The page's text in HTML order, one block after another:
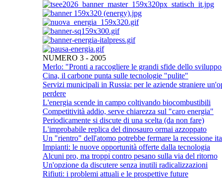
NUMERO 3 - 2005
Merlo: "Pronti a raccogliere le grandi sfide dello
Cina, il carbone punta sulle tecnologie "pulite"
Servizi municipali in Russia: per le aziende straniere
perdere
L'energia scende in campo coltivando biocombustibili
Competitività addio, serve chiarezza sul "caro energia"
Periodicamente si discute di una scelta (da non fare)
L'improbabile replica del dinosauro ormai azzoppato
Un "rientro" dell'atomo potrebbe fermare la recessione
Impianti: le nuove opportunità offerte dalla tecnologia
Alcuni pro, ma troppi contro pesano sulla via del ritorno
Un'opzione da discutere senza inutili radicalizzazioni
Rifiuti: i problemi attuali e le prospettive future